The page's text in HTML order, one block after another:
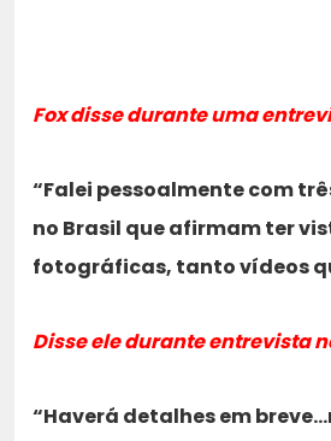
Fox disse durante uma
“Falei pessoalmente com
no Brasil que afirmam ter
fotográficas, tanto vídeos
Disse ele durante entrevista
“Haverá detalhes em